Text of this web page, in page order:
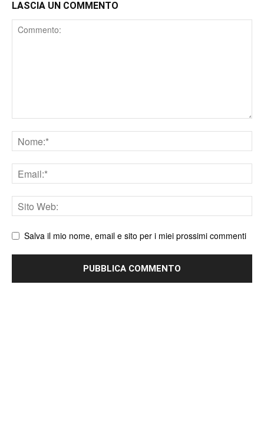
LASCIA UN COMMENTO
Comment
Nome
Email
Sito
web
Salva il mio nome, email e sito per i miei prossimi commenti